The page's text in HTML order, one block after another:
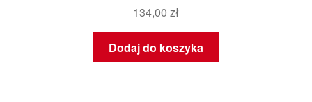
134,00 zł
Dodaj do koszyka